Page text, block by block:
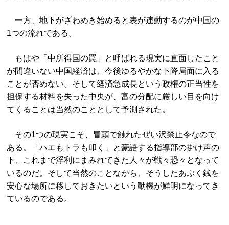
一方、地下がざわめき始めると表が連動するのが中国の
1つの流れである。
もはや「中所得国の罠」と呼ばれる現実に直面したこと
が間違いない中国経済は、今後ゆるやかな下降局面に入る
ことが否めない。そして経済急成長という政権の正当性を
担保する材料を失った中央が、富の分配に厳しい目を向け
てくることは当然のこととして予測された。
その1つの現実こそ、冒頭で触れたぜい沢禁止令なので
ある。「ハエもトラも叩く」と豪語する指導部の掛け声の
下、これまで浮利にまみれてきた人々が戦々恐々となって
いるのだ。そして当然のことながら、そうしたあぶく銭を
安心な場所に移しておきたいという動機が鮮明になってき
ているのである。